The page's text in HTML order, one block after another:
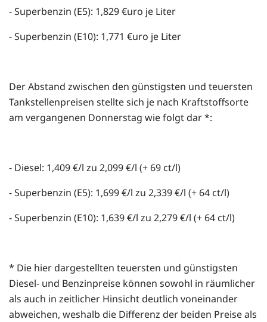
- Superbenzin (E5): 1,829 €uro je Liter
- Superbenzin (E10): 1,771 €uro je Liter
Der Abstand zwischen den günstigsten und teuersten
Tankstellenpreisen stellte sich je nach Kraftstoffsorte
am vergangenen Donnerstag wie folgt dar *:
- Diesel: 1,409 €/l zu 2,099 €/l (+ 69 ct/l)
- Superbenzin (E5): 1,699 €/l zu 2,339 €/l (+ 64 ct/l)
- Superbenzin (E10): 1,639 €/l zu 2,279 €/l (+ 64 ct/l)
* Die hier dargestellten teuersten und günstigsten
Diesel- und Benzinpreise können sowohl in räumlicher
als auch in zeitlicher Hinsicht deutlich voneinander
abweichen, weshalb die Differenz der beiden Preise als